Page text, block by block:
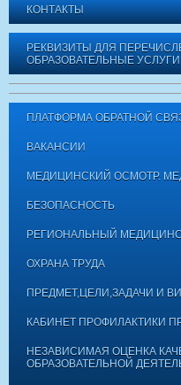
КОНТАКТЫ
РЕКВИЗИТЫ ДЛЯ
ОБРАЗОВАТЕЛЬНЫЕ УСЛУГИ
ПЛАТФОРМА ОБРАТНОЙ
ВАКАНСИИ
МЕДИЦИНСКИЙ ОСМОТР.
БЕЗОПАСНОСТЬ
РЕГИОНАЛЬНЫЙ
ОХРАНА ТРУДА
ПРЕДМЕТ,ЦЕЛИ,ЗАДАЧИ И
КАБИНЕТ ПРОФИЛАКТИКИ
НЕЗАВИСИМАЯ ОЦЕНКА
ОБРАЗОВАТЕЛЬНОЙ